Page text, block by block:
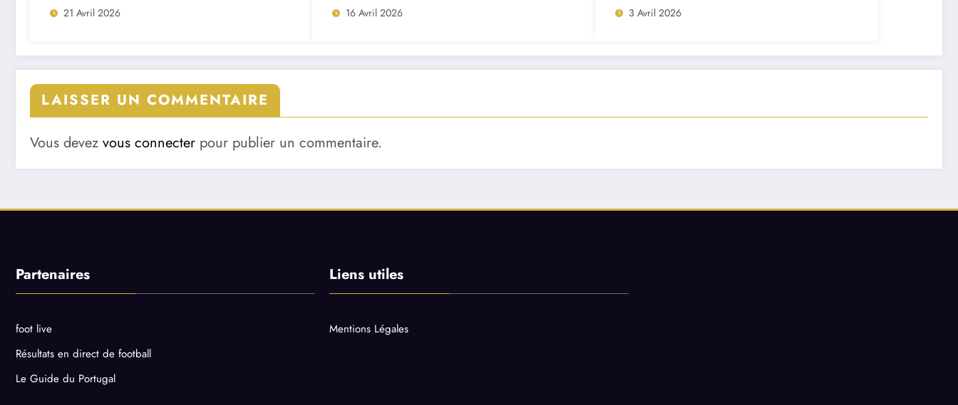
21 Avril 2026 16 Avril 2026 3 Avril 2026
LAISSER UN COMMENTAIRE
Vous devez vous connecter pour publier un commentaire.
Partenaires
foot live
Résultats en direct de football
Le Guide du Portugal
Liens utiles
Mentions Légales